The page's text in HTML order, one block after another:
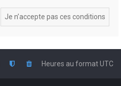
Heures au formatUTC